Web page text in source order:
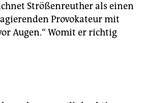
Strößenreuther als einen
Provokateur mit
Augen.“ Womit er richtig